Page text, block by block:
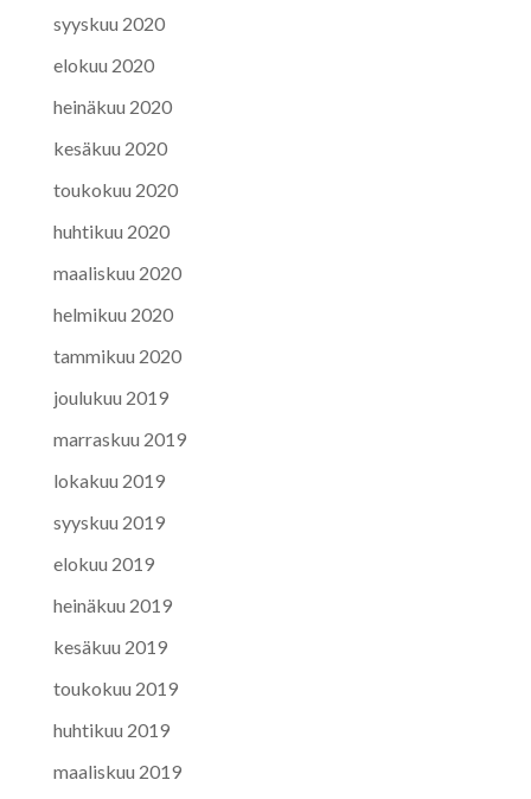
syyskuu 2020
elokuu 2020
heinäkuu 2020
kesäkuu 2020
toukokuu 2020
huhtikuu 2020
maaliskuu 2020
helmikuu 2020
tammikuu 2020
joulukuu 2019
marraskuu 2019
lokakuu 2019
syyskuu 2019
elokuu 2019
heinäkuu 2019
kesäkuu 2019
toukokuu 2019
huhtikuu 2019
maaliskuu 2019